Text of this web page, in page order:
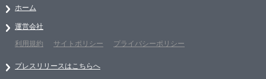
ホーム
運営会社
利用規約
サイトポリシー プライバシーポリシー
プレスリリースはこちらへ